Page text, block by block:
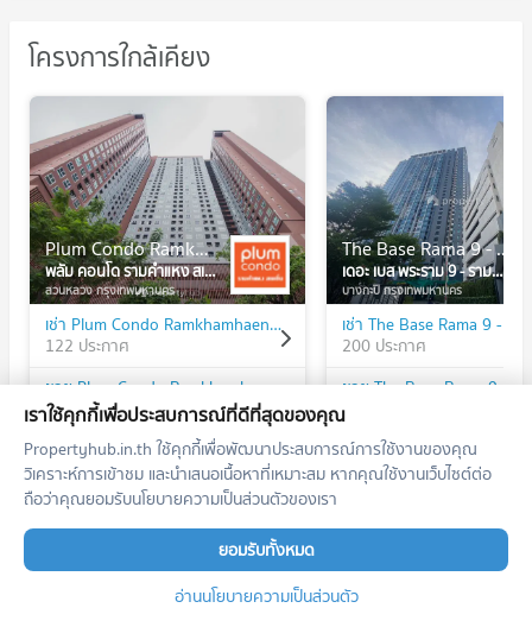
โครงการใกล้เคียง
Plum Condo Ramkhamhaeng Station
พลัม คอนโด รามคำแหง สเตชั่น
สวนหลวง กรุงเทพมหานคร
เช่า Plum Condo Ramkhamhaeng Station
122 ประกาศ
ขาย Plum Condo Ramkhamhaeng Station
87 ประกาศ
The Base Rama 9 - Ramkhamhaeng
เดอะ เบส พระราม 9 - รามคำแหง
บางกะปิ กรุงเทพมหานคร
200 ประกาศ
80 ประกาศ
เราใช้คุกกี้เพื่อประสบการณ์ที่ดีที่สุดของคุณ
Propertyhub.in.th ใช้คุกกี้เพื่อพัฒนาประสบการณ์การใช้งานของคุณ
วิเคราะห์การเข้าชม และนำเสนอเนื้อหาที่เหมาะสม หากคุณใช้งานเว็บไซต์ต่อ
ถือว่าคุณยอมรับนโยบายความเป็นส่วนตัวของเรา
ยอมรับทั้งหมด
อ่านนโยบายความเป็นส่วนตัว